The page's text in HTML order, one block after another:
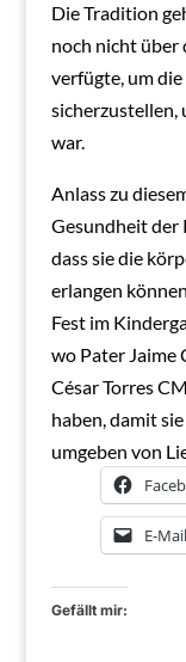
Die Tradition
noch nicht über
verfügte, um
sicherzustellen,
war.
Anlass zu
Gesundheit der
dass sie die
erlangen
Fest im
wo Pater Jaime
César Torres
haben, damit
umgeben von
E-Mail
Gefällt mir: